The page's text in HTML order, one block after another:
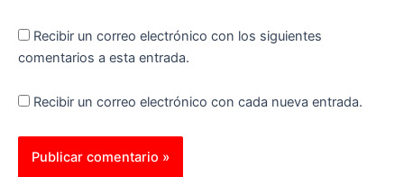
Recibir un correo electrónico con los siguientes
comentarios a esta entrada.
Recibir un correo electrónico con cada nueva entrada.